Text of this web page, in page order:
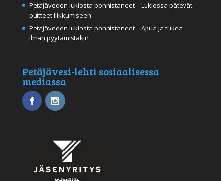
Petäjäveden lukiosta ponnistaneet – Lukiossa pätevät
puitteet liikkumiseen
Petäjäveden lukiosta ponnistaneet – Apua ja tukea
ilman pyytämistäkin
Petäjävesi-lehti sosiaalisessa
mediassa